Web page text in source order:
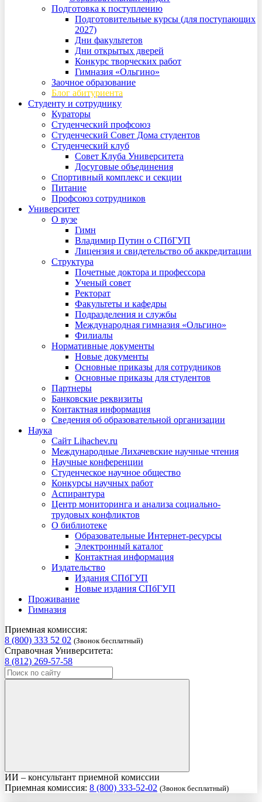
Подготовка к поступлению
Подготовительные курсы (для поступающих
2027)
Дни факультетов
Дни открытых дверей
Конкурс творческих работ
Гимназия «Ольгино»
Заочное образование
Блог абитуриента
Студенту и сотруднику
Кураторы
Студенческий профсоюз
Студенческий Совет Дома студентов
Студенческий клуб
Совет Клуба Университета
Досуговые объединения
Спортивный комплекс и секции
Питание
Профсоюз сотрудников
Университет
О вузе
Гимн
Владимир Путин о СПбГУП
Лицензия и свидетельство об аккредитации
Структура
Почетные доктора и профессора
Ученый совет
Ректорат
Факультеты и кафедры
Подразделения и службы
Международная гимназия «Ольгино»
Филиалы
Нормативные документы
Новые документы
Основные приказы для сотрудников
Основные приказы для студентов
Партнеры
Банковские реквизиты
Контактная информация
Сведения об образовательной организации
Наука
Сайт Lihachev.ru
Международные Лихачевские научные чтения
Научные конференции
Студенческое научное общество
Конкурсы научных работ
Аспирантура
Центр мониторинга и анализа социально-
трудовых конфликтов
О библиотеке
Образовательные Интернет-ресурсы
Электронный каталог
Контактная информация
Издательство
Издания СПбГУП
Новые издания СПбГУП
Проживание
Гимназия
Приемная комиссия:
8 (800) 333 52 02 (Звонок бесплатный)
Справочная Университета:
8 (812) 269-57-58
ИИ – консультант приемной комиссии
Приемная комиссия: 8 (800) 333-52-02 (Звонок бесплатный)